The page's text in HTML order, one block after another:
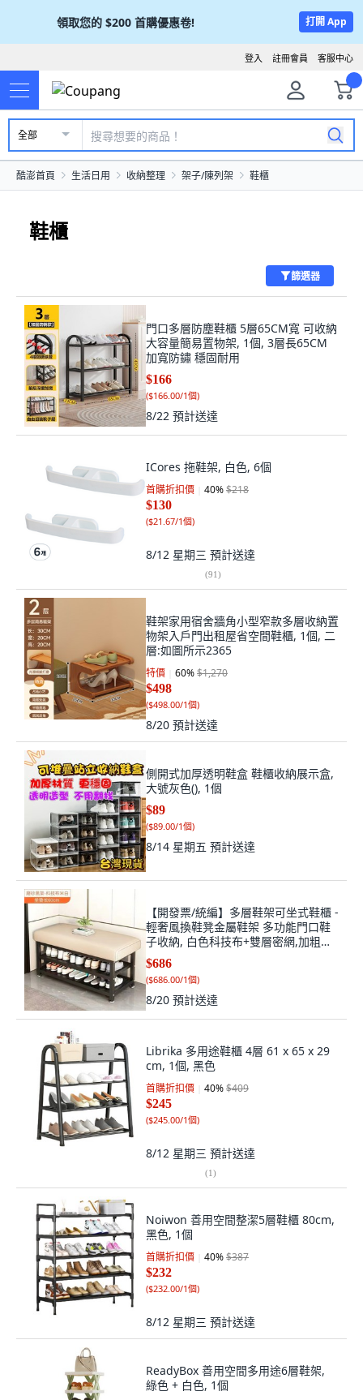
領取您的 $200 首購優惠卷! 打開 App
客服中心
註冊會員
登入
全部
酷澎首頁 生活日用 收納整理 架子/陳列架 鞋櫃
鞋櫃
篩選器
門口多層防塵鞋櫃 5層65CM寬 可收納
大容量簡易置物架, 1個, 3層長65CM
加寬防鏽 穩固耐用
$166
($166.00/1個)
8/22 預計送達
ICores 拖鞋架, 白色, 6個
首購折扣價 40%$218
$130
($21.67/1個)
8/12 星期三 預計送達
(91)
鞋架家用宿舍牆角小型窄款多層收納置
物架入戶門出租屋省空間鞋櫃, 1個, 二
層:如圖所示2365
特價 60%$1,270
$498
($498.00/1個)
8/20 預計送達
側開式加厚透明鞋盒 鞋櫃收納展示盒,
大號灰色(), 1個
$89
($89.00/1個)
8/14 星期五 預計送達
【開發票/統編】多層鞋架可坐式鞋櫃 -
輕奢風換鞋凳金屬鞋架 多功能門口鞋
子收納, 白色科技布+雙層密網,加粗加
厚碳鋼管架【60*32 高51cm, 1個
$686
($686.00/1個)
8/20 預計送達
Librika 多用途鞋櫃 4層 61 x 65 x 29
cm, 1個, 黑色
首購折扣價 40%$409
$245
($245.00/1個)
8/12 星期三 預計送達
(1)
Noiwon 善用空間整潔5層鞋櫃 80cm,
黑色, 1個
首購折扣價 40%$387
$232
($232.00/1個)
8/12 星期三 預計送達
ReadyBox 善用空間多用途6層鞋架,
綠色 + 白色, 1個